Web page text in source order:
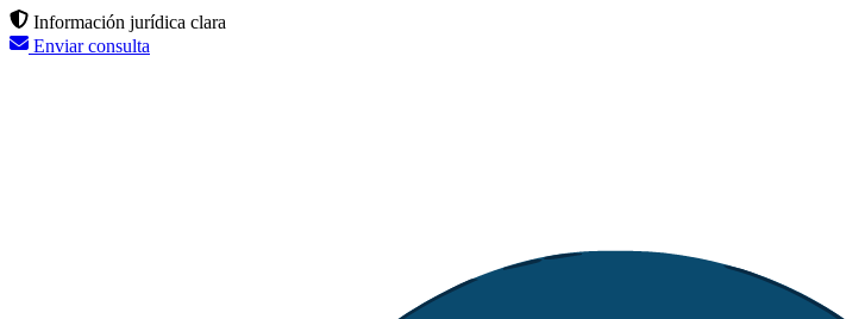
Información jurídica clara
Enviar consulta